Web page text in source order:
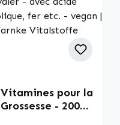
Vitamines pour la
Grossesse - 200